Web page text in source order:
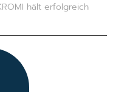
hält erfolgreich